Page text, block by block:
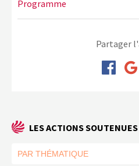
Programme
Partager
LES ACTIONS SOUTENUES